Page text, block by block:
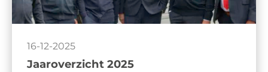
16-12-2025
Jaaroverzicht 2025